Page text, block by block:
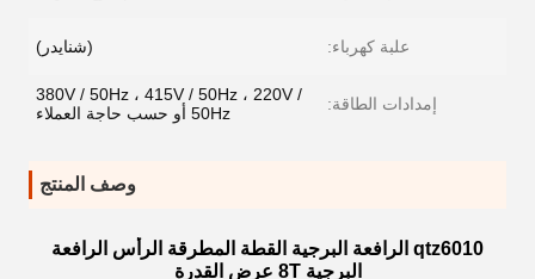
علبة كهرباء: (شنايدر)
إمدادات الطاقة:
380V / 50Hz ، 415V / 50Hz ، 220V /
50Hz أو حسب حاجة العملاء
وصف المنتج
qtz6010 الرافعة البرجية القطة المطرقة الرأس الرافعة
البرجية 8T عرض القدرة